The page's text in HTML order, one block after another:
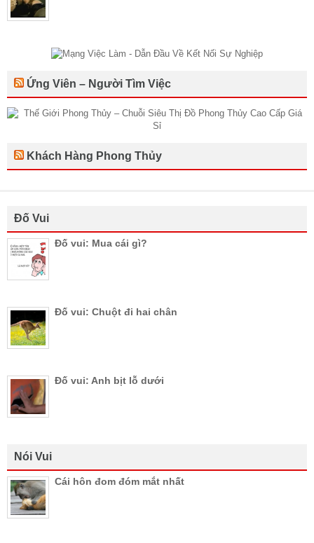
Ứng Viên – Người Tìm Việc
Khách Hàng Phong Thủy
Đố Vui
Đố vui: Mua cái gì?
Đố vui: Chuột đi hai chân
Đố vui: Anh bịt lỗ dưới
Nói Vui
Cái hôn đom đóm mắt nhất